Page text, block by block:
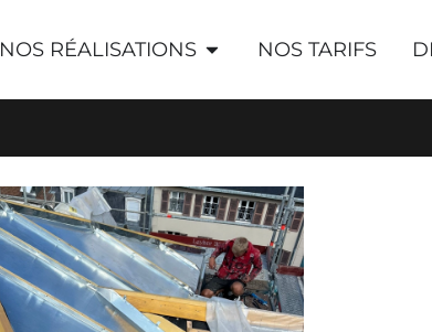
NOS RÉALISATIONS NOS TARIFS